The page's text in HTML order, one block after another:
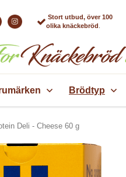
Stort utbud, över 100
olika knäckebröd
Brödtyp
Deli - Cheese 60 g